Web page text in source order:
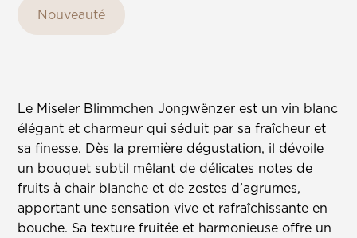
Nouveauté
Le Miseler Blimmchen Jongwënzer est un vin blanc
élégant et charmeur qui séduit par sa fraîcheur et
sa finesse. Dès la première dégustation, il dévoile
un bouquet subtil mêlant de délicates notes de
fruits à chair blanche et de zestes d’agrumes,
apportant une sensation vive et rafraîchissante en
bouche. Sa texture fruitée et harmonieuse offre un